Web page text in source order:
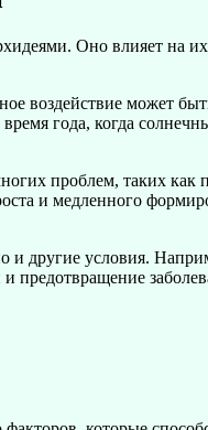
Оно влияет на
воздействие может
года, когда
проблем, таких
и медленного
и другие условия.
предотвращение